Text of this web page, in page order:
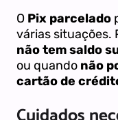
O Pix parcelado
várias situações.
não tem saldo
ou quando não
cartão de